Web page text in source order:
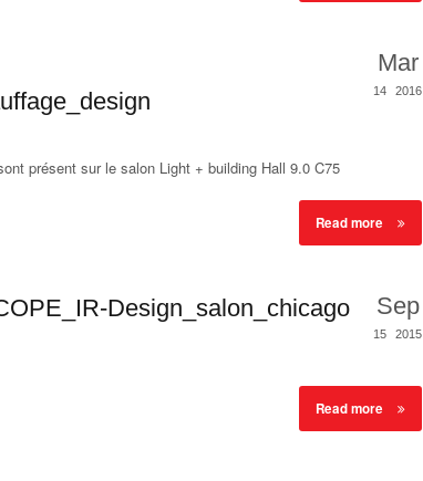
Mar
14 2016
présent sur le salon Light + building Hall 9.0 C75
Read more
Sep
15 2015
Design_salon_chicago
Read more